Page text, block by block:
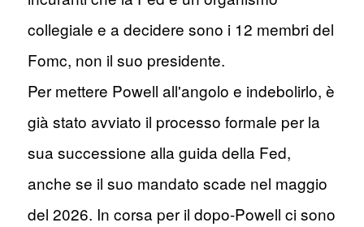
collegiale e a decidere sono i 12 membri del
Fomc, non il suo presidente.
Per mettere Powell all'angolo e indebolirlo, è
già stato avviato il processo formale per la
sua successione alla guida della Fed,
anche se il suo mandato scade nel maggio
del 2026. In corsa per il dopo-Powell ci sono